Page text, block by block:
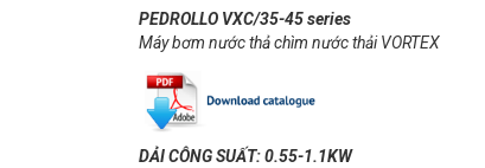
PEDROLLO VXC/35-45​ series
Máy bơm nước thả chìm nước thải VORTEX
DẢI CÔNG SUẤT: 0.55-1.1KW